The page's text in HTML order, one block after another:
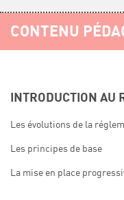
CONTENU
INTRODUCTION
Les évolutions de la
Les principes de base
La mise en place